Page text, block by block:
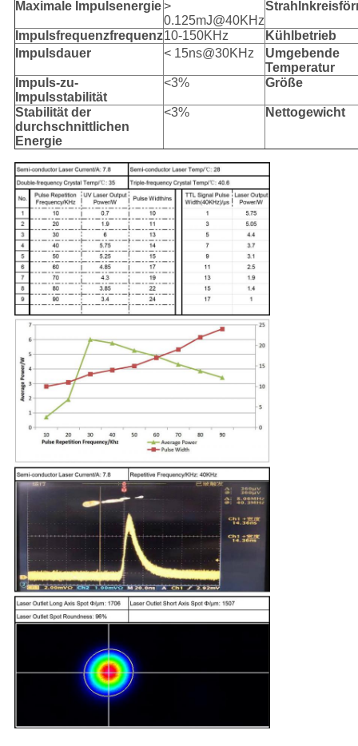
Maximale Impulsenergie>
0.125mJ@40KHz
Impulsfrequenzfrequenz10-150KHz
Kühlbetrieb
Impulsdauer
< 15ns@30KHz
Umgebende
Temperatur
Impuls-zu-
Impulsstabilität
<3% Größe
Stabilität der
durchschnittlichen
Energie
<3% Nettogewicht